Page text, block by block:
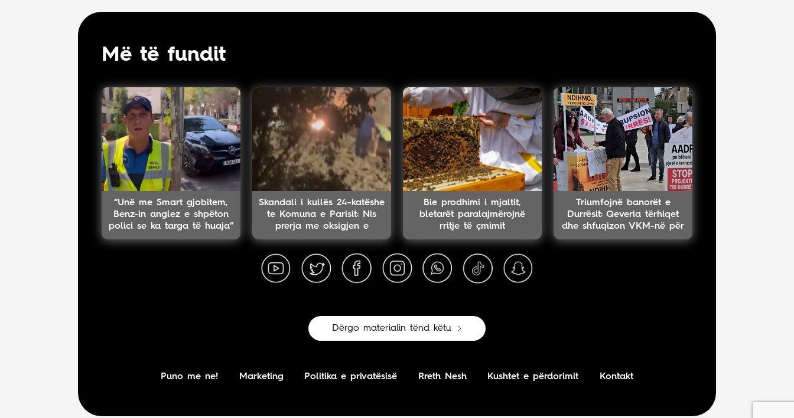
Më të fundit
“Unë me Smart gjobitem,
Benz-in anglez e shpëton
polici se ka targa të huaja”
Skandali i kullës 24-katëshe
te Komuna e Parisit: Nis
prerja me oksigjen e
kolektorit magjistral në
Bie prodhimi i mjaltit,
bletarët paralajmërojnë
rritje të çmimit
Triumfojnë banorët e
Durrësit: Qeveria tërhiqet
dhe shfuqizon VKM-në për
projektin TID
Dërgo materialin tënd këtu
Puno me ne! Marketing Politika e privatësisë Rreth Nesh Kushtet e përdorimit Kontakt